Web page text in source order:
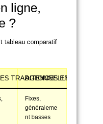
ligne,
?
tableau comparatif
TRADITIONNELLES
AGENCES EN LIGNE
Fixes,
généraleme
nt basses